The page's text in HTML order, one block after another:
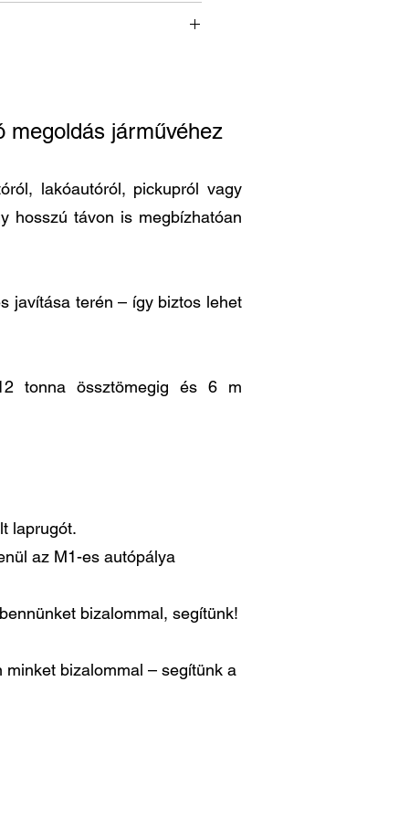
megoldás járművéhez
lakóautóról, pickupról vagy
hosszú távon is megbízhatóan
javítása terén – így biztos lehet
tonna össztömegig és 6 m
laprugót.
az M1-es autópálya
bizalommal, segítünk!
bizalommal – segítünk a